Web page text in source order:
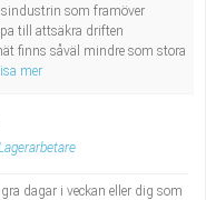
som framöver
till attsäkra driften
finns såväl mindre som stora
mer
dagar i veckan eller dig som